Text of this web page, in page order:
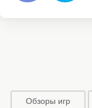
Обзоры игр